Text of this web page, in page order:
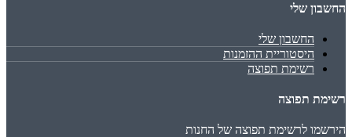
החשבון שלי
החשבון שלי
היסטוריית ההזמנות
רשימת תפוצה
רשימת תפוצה
הירשמו לרשימת תפוצה של החנות